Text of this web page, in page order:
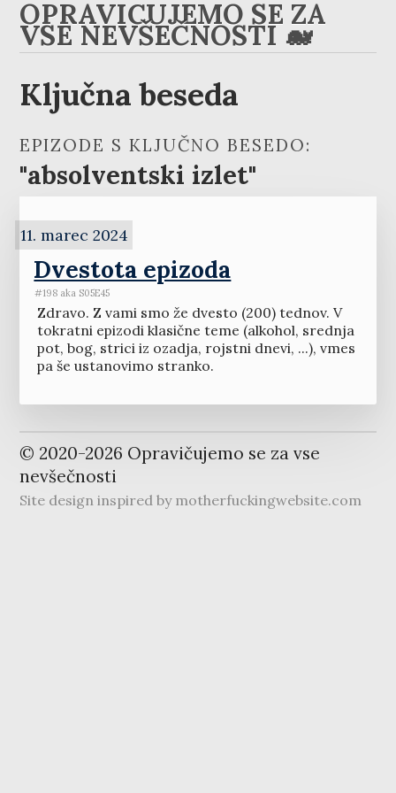
OPRAVIČUJEMO SE ZA
VSE NEVŠEČNOSTI 🐋
Ključna beseda
EPIZODE S KLJUČNO BESEDO:
"absolventski izlet"
11. marec 2024
Dvestota epizoda
#198 aka S05E45
Zdravo. Z vami smo že dvesto (200) tednov. V
tokratni epizodi klasične teme (alkohol, srednja
pot, bog, strici iz ozadja, rojstni dnevi, ...), vmes
pa še ustanovimo stranko.
© 2020-2026 Opravičujemo se za vse
nevšečnosti
Site design inspired by motherfuckingwebsite.com